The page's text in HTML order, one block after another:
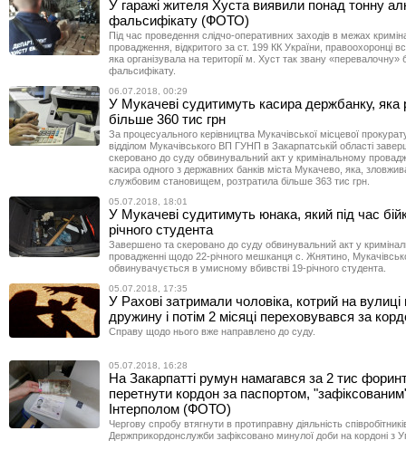
У гаражі жителя Хуста виявили понад тонну
фальсифікату (ФОТО)
Під час проведення слідчо-оперативних заходів в межах
провадження, відкритого за ст. 199 КК України, правоохоронці
яка організувала на території м. Хуст так звану «перевалочну»
фальсифікату.
06.07.2018, 00:29
У Мукачеві судитимуть касира держбанку, яка
більше 360 тис грн
За процесуального керівництва Мукачівської місцевої
відділом Мукачівського ВП ГУНП в Закарпатській області
скеровано до суду обвинувальний акт у кримінальному
касира одного з державних банків міста Мукачево, яка,
службовим становищем, розтратила більше 363 тис грн.
05.07.2018, 18:01
У Мукачеві судитимуть юнака, який під час
річного студента
Завершено та скеровано до суду обвинувальний акт у
провадженні щодо 22-річного мешканця с. Жнятино,
обвинувачується в умисному вбивстві 19-річного студента.
05.07.2018, 17:35
У Рахові затримали чоловіка, котрий на вулиці
дружину і потім 2 місяці переховувався за
Справу щодо нього вже направлено до суду.
05.07.2018, 16:28
На Закарпатті румун намагався за 2 тис
перетнути кордон за паспортом,
Інтерполом (ФОТО)
Чергову спробу втягнути в протиправну діяльність
Держприкордонслужби зафіксовано минулої доби на кордоні з